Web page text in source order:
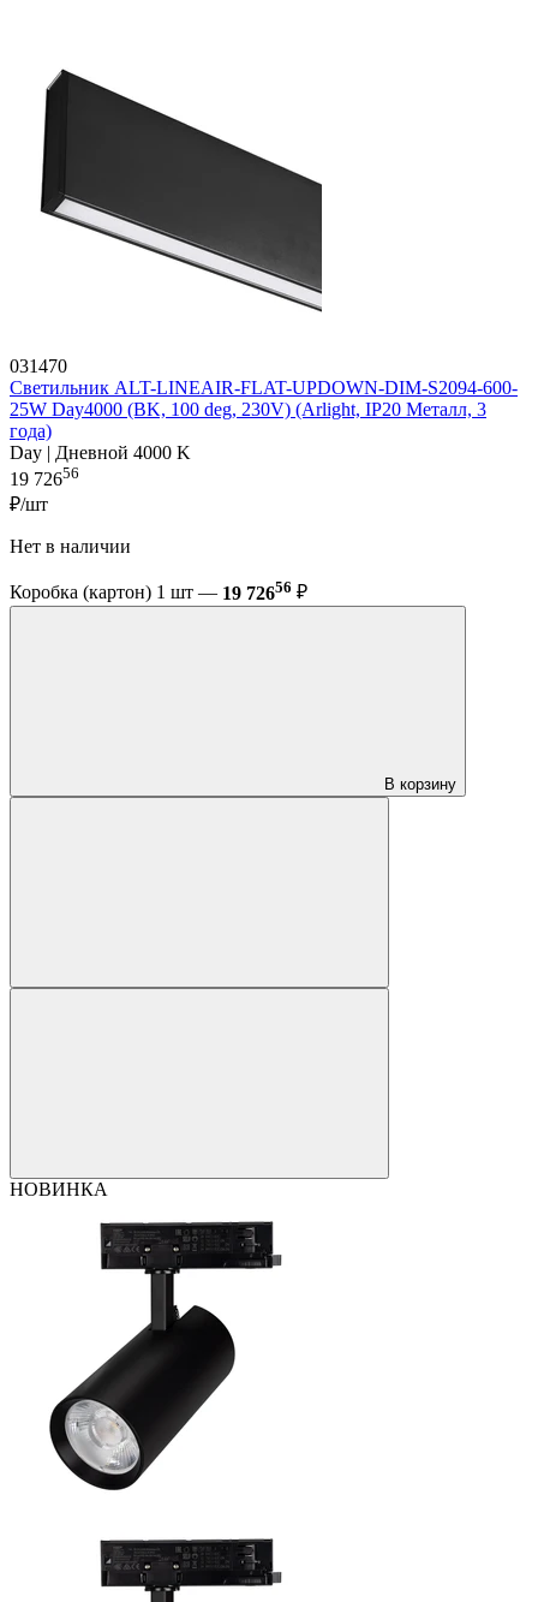
031470
Светильник ALT-LINEAIR-FLAT-UPDOWN-DIM-S2094-600-
25W Day4000 (BK, 100 deg, 230V) (Arlight, IP20 Металл, 3
года)
Day | Дневной 4000 K
19 72656
₽/шт
Нет в наличии
Коробка (картон) 1 шт — 19 72656 ₽
В корзину
НОВИНКА